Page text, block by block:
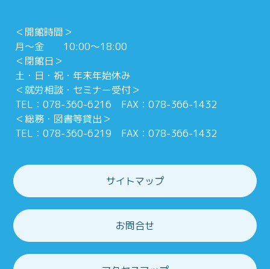
＜開館時間＞
月～金 10:00～18:00
＜閉館日＞
土・日・祝・年末年始休み
＜就労相談・セミナー受付＞
TEL：078-360-6216 FAX：078-366-1432
＜総務・図書等貸出＞
TEL：078-360-6219 FAX：078-366-1432
サイトマップ
お問合せ